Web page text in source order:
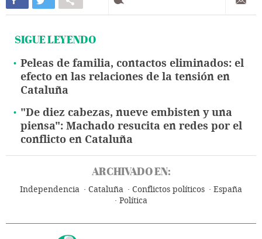
SIGUE LEYENDO
Peleas de familia, contactos eliminados: el
efecto en las relaciones de la tensión en
Cataluña
"De diez cabezas, nueve embisten y una
piensa": Machado resucita en redes por el
conflicto en Cataluña
ARCHIVADO EN:
Independencia Cataluña Conflictos políticos
España
Política